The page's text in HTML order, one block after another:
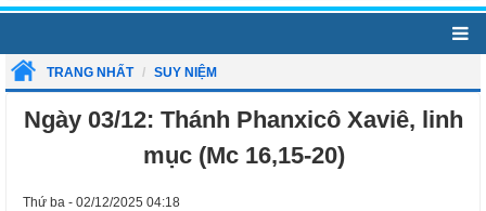
TRANG NHẤT SUY NIỆM
Ngày 03/12: Thánh Phanxicô Xaviê, linh
mục (Mc 16,15-20)
Thứ ba - 02/12/2025 04:18